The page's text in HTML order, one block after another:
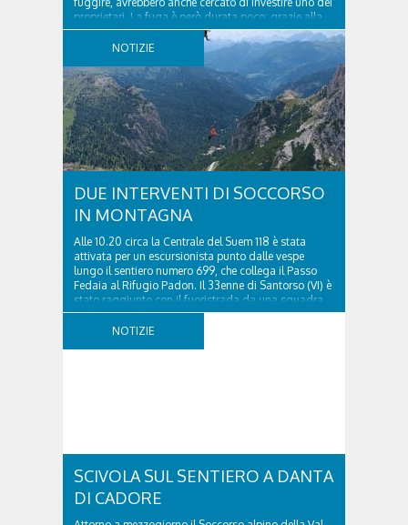
proprietari. La fuga è però durata poco: grazie alla
tempestiva chiamata al 112 e all’intervento...
NOTIZIE
DUE INTERVENTI DI SOCCORSO
IN MONTAGNA
Alle 10.20 circa la Centrale del Suem 118 è stata
attivata per un escursionista punto dalle vespe
lungo il sentiero numero 699, che collega il Passo
Fedaia al Rifugio Padon. Il 33enne di Santorso (VI) è
stato raggiunto con il fuoristrada da una squadra
del Soccorso alpino della Val Pettorina...
NOTIZIE
SCIVOLA SUL SENTIERO A DANTA
DI CADORE